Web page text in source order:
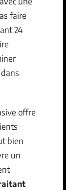
faire
24
offre
bien
un